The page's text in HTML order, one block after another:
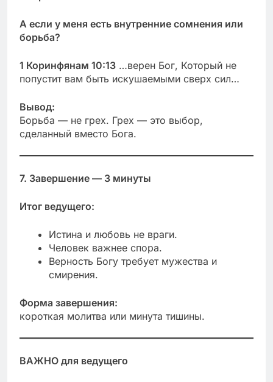
А если у меня есть внутренние сомнения или
борьба?
1 Коринфянам 10:13 …верен Бог, Который не
попустит вам быть искушаемыми сверх сил…
Вывод:
Борьба — не грех. Грех — это выбор,
сделанный вместо Бога.
7. Завершение — 3 минуты
Итог ведущего:
Истина и любовь не враги.
Человек важнее спора.
Верность Богу требует мужества и
смирения.
Форма завершения:
короткая молитва или минута тишины.
ВАЖНО для ведущего